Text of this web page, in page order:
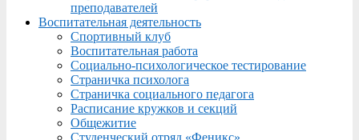
преподавателей
Воспитательная деятельность
Спортивный клуб
Воспитательная работа
Социально-психологическое тестирование
Страничка психолога
Страничка социального педагога
Расписание кружков и секций
Общежитие
Студенческий отряд «Феникс»